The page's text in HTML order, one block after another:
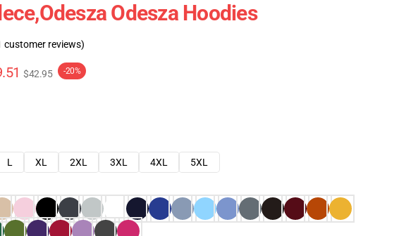
Odesza Hoodies
customer reviews)
$42.95 -20%
L XL 2XL 3XL 4XL
5XL